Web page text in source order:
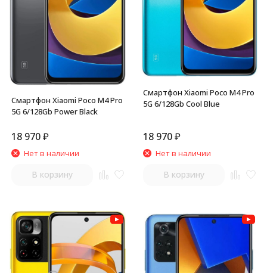
Смартфон Xiaomi Poco M4 Pro
5G 6/128Gb Power Black
18 970₽
Нет в наличии
В корзину
Смартфон Xiaomi Poco M4 Pro
5G 6/128Gb Cool Blue
18 970₽
Нет в наличии
В корзину